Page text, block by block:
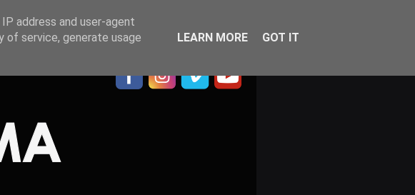
address and user-agent
of service, generate usage
LEARN MORE GOT IT